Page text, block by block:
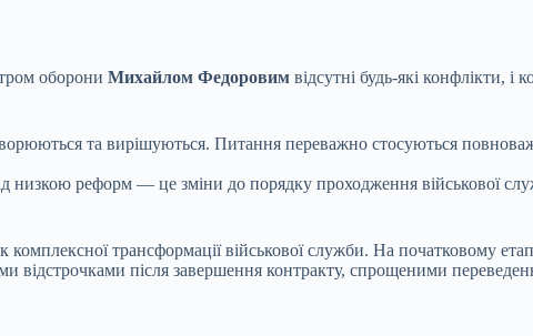
оборони Михайлом Федоровим відсутні будь-які конфлікти, і
та вирішуються. Питання переважно стосуються
низкою реформ — це зміни до порядку проходження військової
трансформації військової служби. На початковому
після завершення контракту, спрощеними